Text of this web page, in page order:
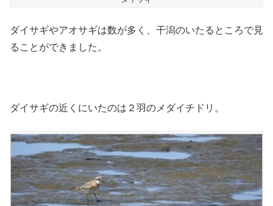
ダイサギやアオサギは数が多く、干潟のいたるところで見
ることができました。
ダイサギの近くにいたのは２羽のメダイチドリ。